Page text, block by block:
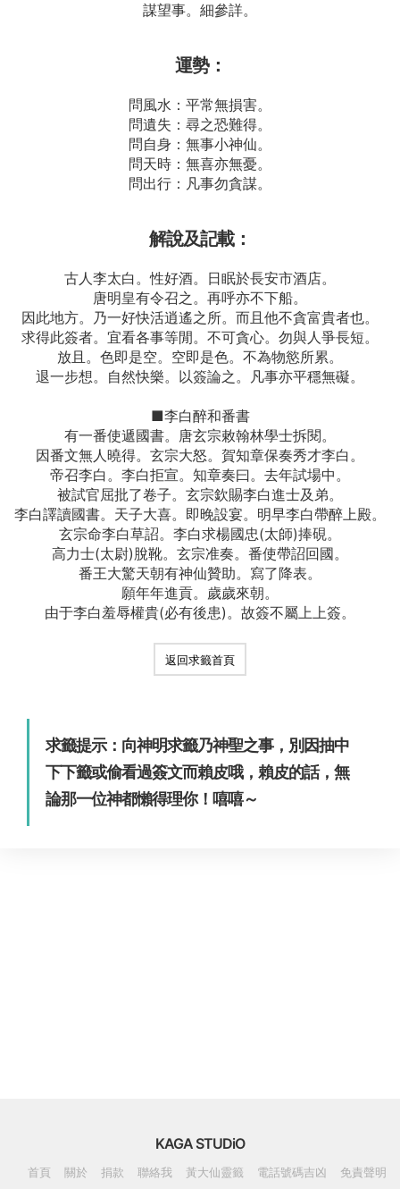
謀望事。細參詳。
運勢：
問風水：平常無損害。
問遺失：尋之恐難得。
問自身：無事小神仙。
問天時：無喜亦無憂。
問出行：凡事勿貪謀。
解說及記載：
古人李太白。性好酒。日眠於長安市酒店。
唐明皇有令召之。再呼亦不下船。
因此地方。乃一好快活逍遙之所。而且他不貪富貴者也。
求得此簽者。宜看各事等閒。不可貪心。勿與人爭長短。
放且。色即是空。空即是色。不為物慾所累。
退一步想。自然快樂。以簽論之。凡事亦平穩無礙。
■李白醉和番書
有一番使遞國書。唐玄宗敕翰林學士拆閱。
因番文無人曉得。玄宗大怒。賀知章保奏秀才李白。
帝召李白。李白拒宣。知章奏曰。去年試場中。
被試官屈批了卷子。玄宗欽賜李白進士及弟。
李白譯讀國書。天子大喜。即晚設宴。明早李白帶醉上殿。
玄宗命李白草詔。李白求楊國忠(太師)捧硯。
高力士(太尉)脫靴。玄宗准奏。番使帶詔回國。
番王大驚天朝有神仙贊助。寫了降表。
願年年進貢。歲歲來朝。
由于李白羞辱權貴(必有後患)。故簽不屬上上簽。
返回求籤首頁
求籤提示：向神明求籤乃神聖之事，別因抽中
下下籤或偷看過簽文而賴皮哦，賴皮的話，無
論那一位神都懶得理你！嘻嘻～
KAGA STUDiO
首頁 關於 捐款 聯絡我 黃大仙靈籤 電話號碼吉凶 免責聲明